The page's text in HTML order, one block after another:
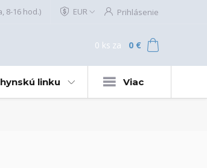
EUR Prihlásenie
8-16 hod.)
0 ks za 0 €
linku Viac